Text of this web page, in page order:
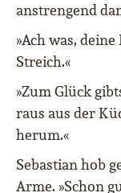
anstrengend
»Ach was,
Streich.«
»Zum Glück
raus aus der
herum.«
Sebastian hob
Arme. »Schon